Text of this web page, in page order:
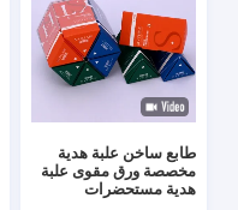
طابع ساخن علبة هدية
مخصصة ورق مقوى علبة
هدية مستحضرات